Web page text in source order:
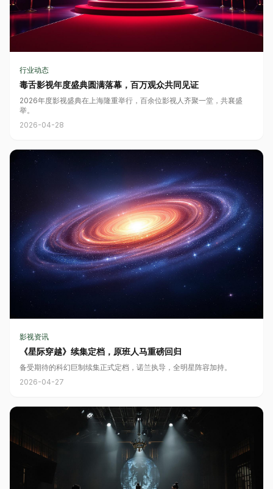
行业动态
毒舌影视年度盛典圆满落幕，百万观众共同见证
2026年度影视盛典在上海隆重举行，百余位影视人齐聚一堂，共襄盛
举。
2026-04-28
影视资讯
《星际穿越》续集定档，原班人马重磅回归
备受期待的科幻巨制续集正式定档，诺兰执导，全明星阵容加持。
2026-04-27